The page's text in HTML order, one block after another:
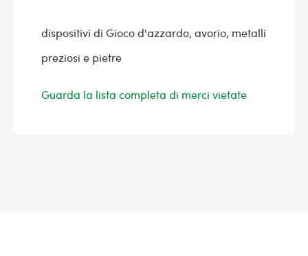
dispositivi di Gioco d'azzardo, avorio, metalli
preziosi e pietre
Guarda la lista completa di merci vietate